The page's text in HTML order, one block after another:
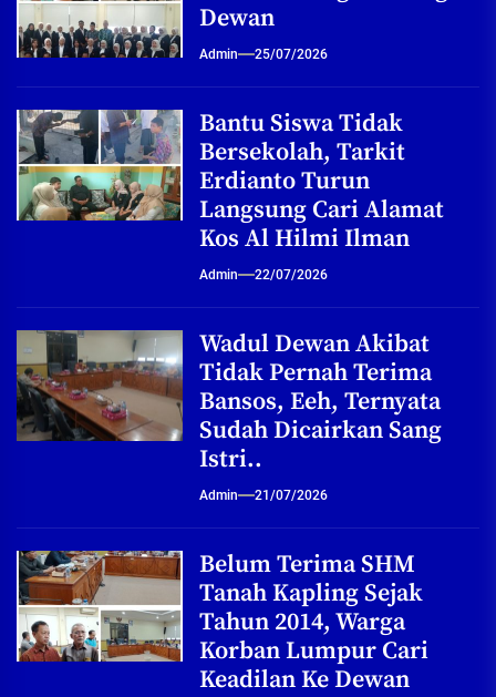
Dewan
Admin 25/07/2026
Bantu Siswa Tidak
Bersekolah, Tarkit
Erdianto Turun
Langsung Cari Alamat
Kos Al Hilmi Ilman
Admin 22/07/2026
Wadul Dewan Akibat
Tidak Pernah Terima
Bansos, Eeh, Ternyata
Sudah Dicairkan Sang
Istri..
Admin 21/07/2026
Belum Terima SHM
Tanah Kapling Sejak
Tahun 2014, Warga
Korban Lumpur Cari
Keadilan Ke Dewan